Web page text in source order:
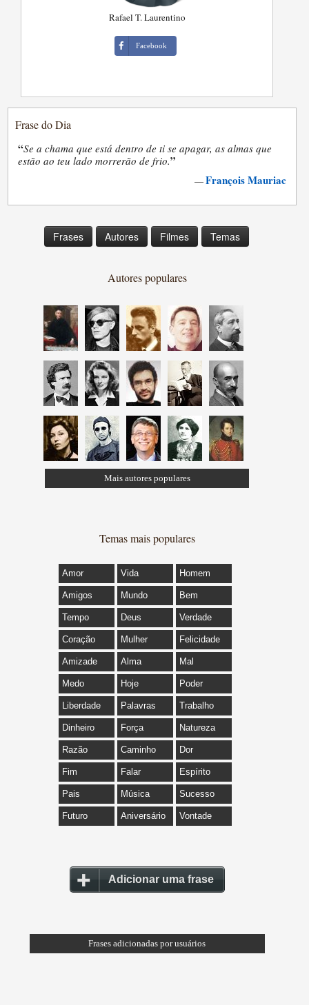
Rafael T. Laurentino
Facebook
Frase do Dia
“Se a chama que está dentro de ti se apagar, as almas que
estão ao teu lado morrerão de frio.”
—François Mauriac
Frases Autores Filmes Temas
Autores populares
Mais autores populares
Temas mais populares
Amor Vida Homem
Amigos Mundo Bem
Tempo Deus Verdade
Coração Mulher Felicidade
Amizade Alma Mal
Medo Hoje Poder
Liberdade Palavras Trabalho
Dinheiro Força Natureza
Razão Caminho Dor
Fim Falar Espírito
Pais Música Sucesso
Futuro Aniversário Vontade
Adicionar uma frase
Frases adicionadas por usuários